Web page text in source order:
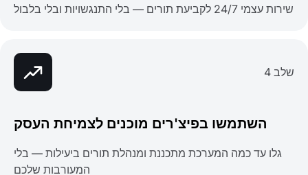
שירות עצמי 24/7 לקביעת תורים — בלי התנגשויות ובלי בלבול
שלב 4
השתמשו בפיצ'רים מוכנים לצמיחת העסק
גלו עד כמה המערכת מתכננת ומנהלת תורים ביעילות — בלי
המעורבות שלכם